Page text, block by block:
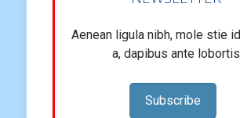
Aenean ligula nibh, mole stie
a, dapibus ante lobortis
Subscribe